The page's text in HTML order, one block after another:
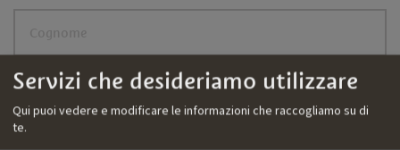
Servizi che desideriamo utilizzare
Qui puoi vedere e modificare le informazioni che raccogliamo su di
te.